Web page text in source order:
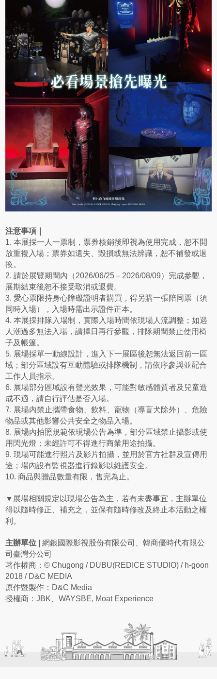
注意事項｜
1. 本展採一人一票制，票券核銷後即視為使用完成，恕不開
放重複入場；票券如遺失、毀損或無法辨識，恕不補發或退
換。
2. 請於展覽期間內（2026/06/25－2026/08/09）完成參觀，
展期結束後恕不接受取消或退費。
3. 愛心票限持身心障礙證明者購買，得另購一張陪同票（須
同時入場），入場時需出示證件正本。
4. 本展採排隊入場制，實際入場時間依現場人流調整；如遇
人潮過多無法入場，請擇日再行參觀，排隊期間禁止使用椅
子及帳篷。
5. 展場採單一動線設計，進入下一展區後恕無法返回前一區
域；部分區域設有互動體驗或排隊機制，請依序參與並配合
工作人員指示。
6. 展場部分區域設有聲光效果，可能對敏感體質者及兒童造
成不適，請自行評估是否入場。
7. 展場內禁止攜帶食物、飲料、寵物（導盲犬除外）、危險
物品或其他影響公共安全之物品入場。
8. 展場內拍照規範依現場公告為準，部分區域禁止攝影或使
用閃光燈；未經許可不得進行商業用途拍攝。
9. 現場可能進行照片及影片拍攝，並用於官方社群及宣傳用
途；場內設有監視器進行錄影以維護安全。
10. 商品與贈品數量有限，售完為止。
▼展場相關規定以現場公告為主，若有未盡事宜，主辦單位
得以隨時修正、補充之，並保有隨時修改及終止本活動之權
利。
主辦單位 |網銀國際影視股份有限公司、韓商優時代有限公
司臺灣分公司
著作權商：© Chugong / DUBU(REDICE STUDIO) / h-goon
2018 / D&C MEDIA
原作暨製作：D&C Media
授權商：JBK、WAYSBE, Moat Experience